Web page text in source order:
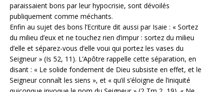
paraissaient bons par leur hypocrisie, sont dévoilés
publiquement comme méchants.
Enfin au sujet des bons l’Ecriture dit aussi par Isaie : « Sortez
du milieu d’eux et ne touchez rien d’impur : sortez du milieu
d’elle et séparez-vous d’elle voui qui portez les vases du
Seigneur » (Is 52, 11). L’Apôtre rappelle cette séparation, en
disant : « Le solide fondement de Dieu subsiste en effet, et le
Seigneur connaît les siens », et « qu’il s’éloigne de l’iniquité